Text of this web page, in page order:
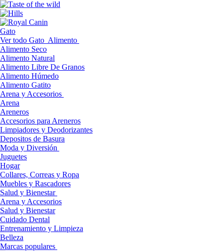
Gato
Ver todo Gato Alimento
Alimento Seco
Alimento Natural
Alimento Libre De Granos
Alimento Húmedo
Alimento Gatito
Arena y Accesorios
Arena
Areneros
Accesorios para Areneros
Limpiadores y Deodorizantes
Depositos de Basura
Moda y Diversión
Juguetes
Hogar
Collares, Correas y Ropa
Muebles y Rascadores
Salud y Bienestar
Arena y Accesorios
Salud y Bienestar
Cuidado Dental
Entrenamiento y Limpieza
Belleza
Marcas populares